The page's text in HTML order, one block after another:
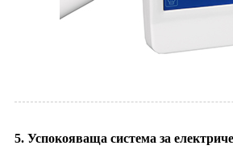
5. Успокояваща система за